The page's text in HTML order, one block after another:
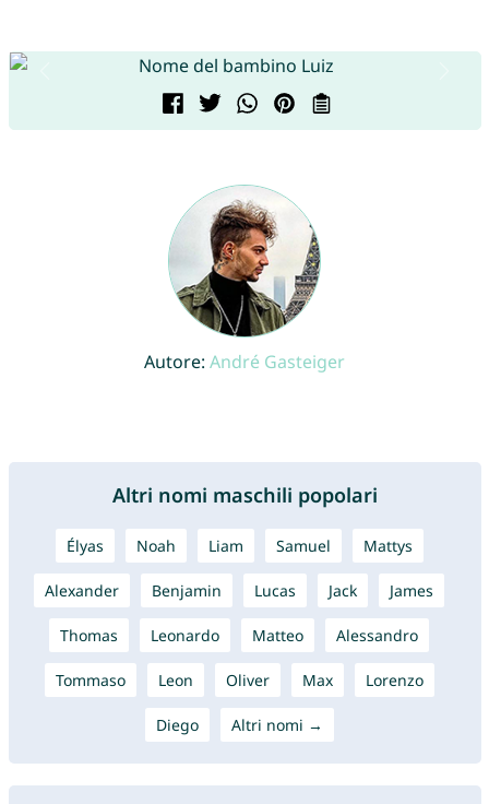
Autore: André Gasteiger
Altri nomi maschili popolari
Élyas Noah Liam Samuel Mattys
Alexander Benjamin Lucas Jack James
Thomas Leonardo Matteo Alessandro
Tommaso Leon Oliver Max Lorenzo
Diego Altri nomi →